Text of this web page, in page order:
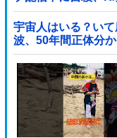
宇宙人はいる？い
波、50年間正体分